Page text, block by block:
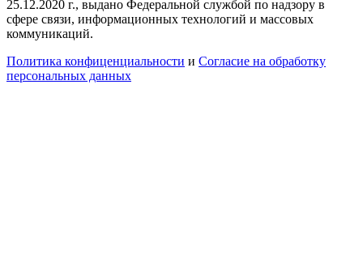
25.12.2020 г., выдано Федеральной службой по надзору в
сфере связи, информационных технологий и массовых
коммуникаций.
Политика конфиценциальности и Согласие на обработку
персональных данных